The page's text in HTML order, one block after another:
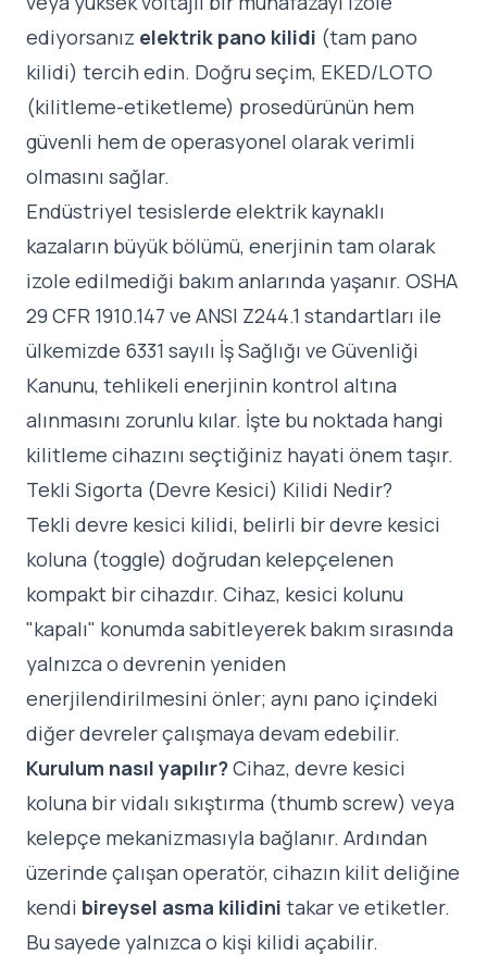
ediyorsanız elektrik pano kilidi (tam pano
kilidi) tercih edin. Doğru seçim, EKED/LOTO
(kilitleme-etiketleme) prosedürünün hem
güvenli hem de operasyonel olarak verimli
olmasını sağlar.
Endüstriyel tesislerde elektrik kaynaklı
kazaların büyük bölümü, enerjinin tam olarak
izole edilmediği bakım anlarında yaşanır. OSHA
29 CFR 1910.147 ve ANSI Z244.1 standartları ile
ülkemizde 6331 sayılı İş Sağlığı ve Güvenliği
Kanunu, tehlikeli enerjinin kontrol altına
alınmasını zorunlu kılar. İşte bu noktada hangi
kilitleme cihazını seçtiğiniz hayati önem taşır.
Tekli Sigorta (Devre Kesici) Kilidi Nedir?
Tekli devre kesici kilidi, belirli bir devre kesici
koluna (toggle) doğrudan kelepçelenen
kompakt bir cihazdır. Cihaz, kesici kolunu
"kapalı" konumda sabitleyerek bakım sırasında
yalnızca o devrenin yeniden
enerjilendirilmesini önler; aynı pano içindeki
diğer devreler çalışmaya devam edebilir.
Kurulum nasıl yapılır?Cihaz, devre kesici
koluna bir vidalı sıkıştırma (thumb screw) veya
kelepçe mekanizmasıyla bağlanır. Ardından
üzerinde çalışan operatör, cihazın kilit deliğine
kendi bireysel asma kilidini takar ve etiketler.
Bu sayede yalnızca o kişi kilidi açabilir.